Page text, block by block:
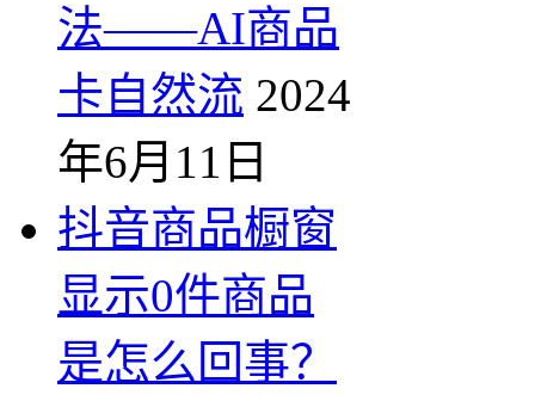
法——AI商品
卡自然流 2024
年6月11日
抖音商品橱窗
显示0件商品
是怎么回事？